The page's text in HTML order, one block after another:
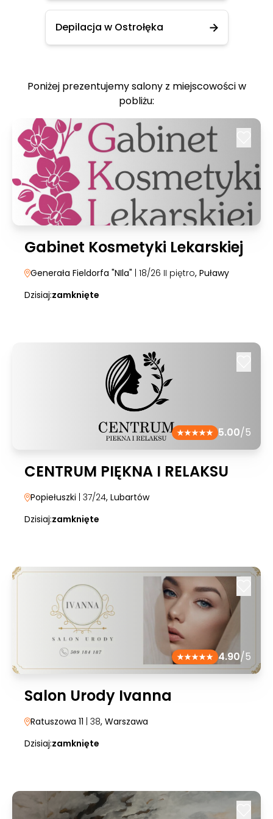
Depilacja w Ostrołęka
Poniżej prezentujemy salony z miejscowości w
pobliżu:
Gabinet Kosmetyki Lekarskiej
Generała Fieldorfa "NIla" | 18/26 II piętro, Puławy
Dzisiaj:zamknięte
5.00/5
CENTRUM PIĘKNA I RELAKSU
Popiełuszki | 37/24, Lubartów
Dzisiaj:zamknięte
4.90/5
Salon Urody Ivanna
Ratuszowa 11 | 38, Warszawa
Dzisiaj:zamknięte